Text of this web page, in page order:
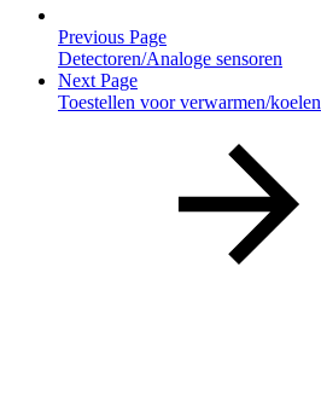
Previous Page
Detectoren/Analoge sensoren
Next Page
Toestellen voor verwarmen/koelen